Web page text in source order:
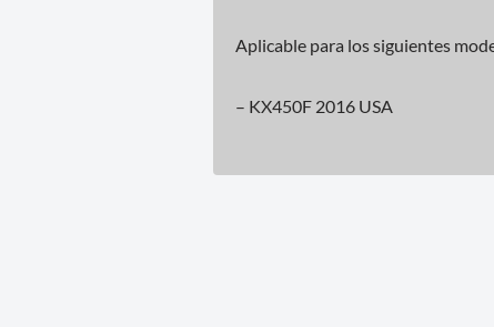
Aplicable para los siguientes
– KX450F 2016 USA